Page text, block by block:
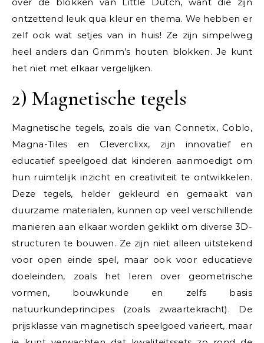
ontzettend leuk qua kleur en thema. We hebben er
zelf ook wat setjes van in huis! Ze zijn simpelweg
heel anders dan Grimm’s houten blokken. Je kunt
het niet met elkaar vergelijken.
2) Magnetische tegels
Magnetische tegels, zoals die van Connetix, Coblo,
Magna-Tiles en Cleverclixx, zijn innovatief en
educatief speelgoed dat kinderen aanmoedigt om
hun ruimtelijk inzicht en creativiteit te ontwikkelen.
Deze tegels, helder gekleurd en gemaakt van
duurzame materialen, kunnen op veel verschillende
manieren aan elkaar worden geklikt om diverse 3D-
structuren te bouwen. Ze zijn niet alleen uitstekend
voor open einde spel, maar ook voor educatieve
doeleinden, zoals het leren over geometrische
vormen, bouwkunde en zelfs basis
natuurkundeprincipes (zoals zwaartekracht). De
prijsklasse van magnetisch speelgoed varieert, maar